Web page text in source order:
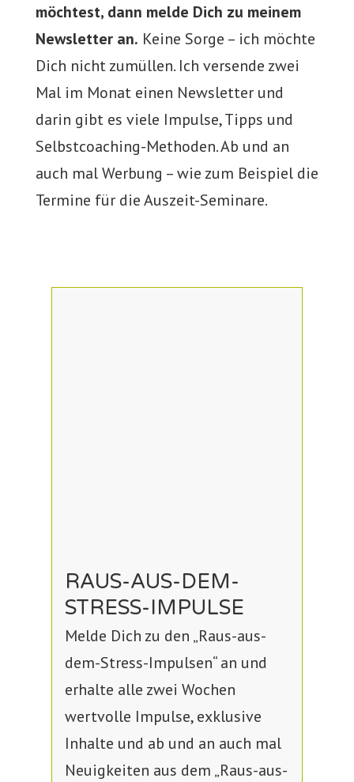
möchtest, dann melde Dich zu meinem
Newsletter an. Keine Sorge – ich möchte
Dich nicht zumüllen. Ich versende zwei
Mal im Monat einen Newsletter und
darin gibt es viele Impulse, Tipps und
Selbstcoaching-Methoden. Ab und an
auch mal Werbung – wie zum Beispiel die
Termine für die Auszeit-Seminare.
RAUS-AUS-DEM-
STRESS-IMPULSE
Melde Dich zu den „Raus-aus-
dem-Stress-Impulsen“ an und
erhalte alle zwei Wochen
wertvolle Impulse, exklusive
Inhalte und ab und an auch mal
Neuigkeiten aus dem „Raus-aus-